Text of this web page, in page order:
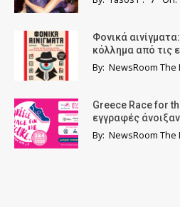
Φονικά
κόλλημα από τις
By: NewsRoom The
Greece Race for
εγγραφές άνοιξαν
By: NewsRoom The